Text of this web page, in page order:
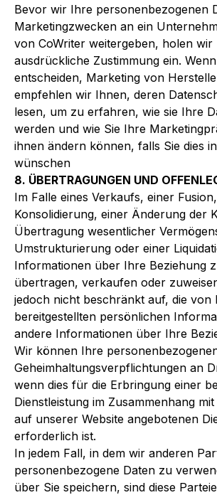
Bevor wir Ihre personenbezogenen
Marketingzwecken an ein
von CoWriter weitergeben, holen wir
ausdrückliche Zustimmung ein.
entscheiden, Marketing von
empfehlen wir Ihnen, deren
lesen, um zu erfahren, wie sie Ihre
werden und wie Sie Ihre
ihnen ändern können, falls Sie dies
wünschen
8. ÜBERTRAGUNGEN UND
Im Falle eines Verkaufs, einer
Konsolidierung, einer Änderung der
Übertragung wesentlicher
Umstrukturierung oder einer
Informationen über Ihre Beziehung
übertragen, verkaufen oder
jedoch nicht beschränkt auf, die von
bereitgestellten persönlichen
andere Informationen über Ihre
Wir können Ihre
Geheimhaltungsverpflichtungen an
wenn dies für die Erbringung einer
Dienstleistung im Zusammenhang
auf unserer Website angebotenen
erforderlich ist.
In jedem Fall, in dem wir anderen
personenbezogene Daten zu
über Sie speichern, sind diese